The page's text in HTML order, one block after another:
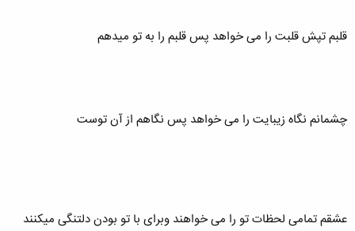
قلبم تپش قلبت را می خواهد پس قلبم را به تو میدهم
چشمانم نگاه زیبایت را می خواهد پس نگاهم از آن توست
عشقم تمامی لحظات تو را می خواهند وبرای با تو بودن دلتنگی میکنند